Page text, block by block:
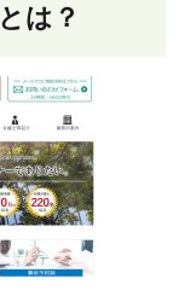
は？